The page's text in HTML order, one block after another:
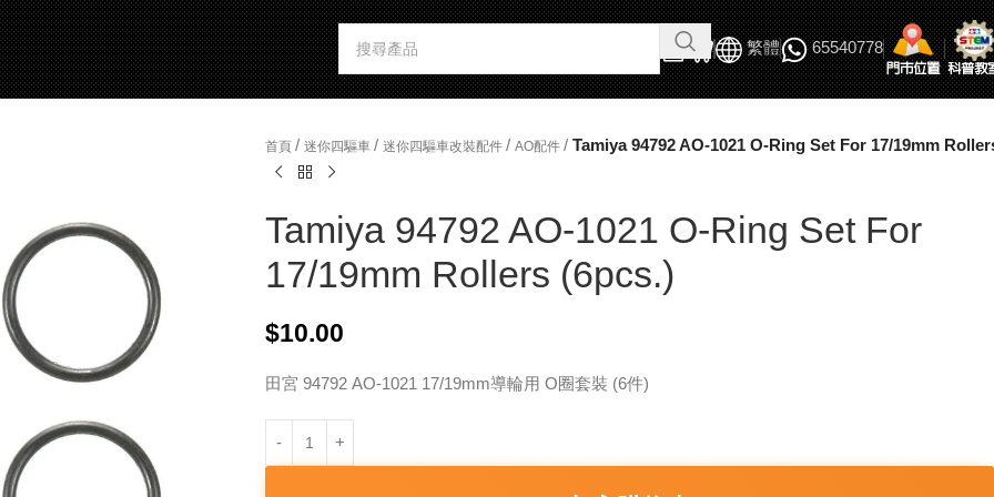
繁體 65540778
首頁 / 迷你四驅車 / 迷你四驅車改裝配件 / AO配件 / Tamiya 94792 AO-1021 O-Ring Set For 17/19mm
Tamiya 94792 AO-1021 O-Ring Set For
17/19mm Rollers (6pcs.)
$10.00
田宮 94792 AO-1021 17/19mm導輪用 O圈套裝 (6件)